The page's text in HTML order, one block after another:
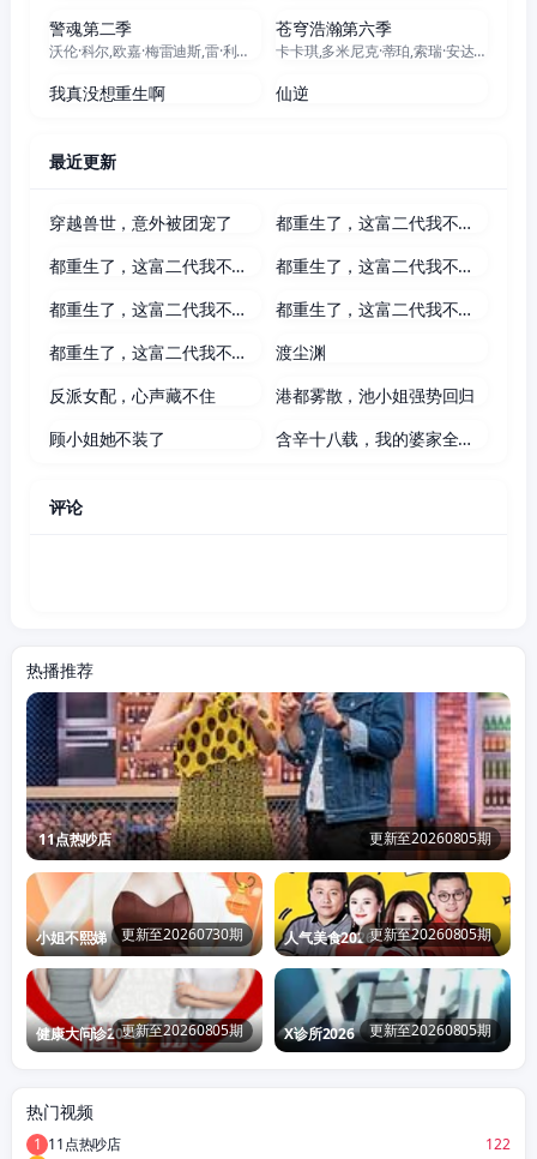
警魂第二季
沃伦·科尔,欧嘉·梅雷迪斯,雷·利奥塔,里特奇·科斯特,詹妮弗·洛佩兹,德瑞·德·玛泰,玛格丽特·柯林,维森特·拉雷斯卡,戴奥·奥柯奈伊,基诺·安东尼·佩西,安娜·冈,莱斯利·席尔瓦,安妮·张
苍穹浩瀚第六季
卡卡琪,多米尼克·蒂珀,索瑞·安达斯鲁,史蒂文·斯崔特,基翁·亚历山大,萨默·萨利姆,弗兰基·亚当斯,纳丁·妮可,贾赛·蔡斯·欧文斯,约翰·威斯利·查特曼,加布里埃尔·达尔库,安德烈·卡洪,凡妮莎·斯迈思,艾玛·霍,博·迪克森,乔丹·道森,汉娜·格兰特,费利佩·奥凯,黛安·阿圭拉,泰德·戴克斯特拉
147集全
我真没想重生啊
115集全
仙逆
最近更新
穿越兽世，意外被团宠了 都重生了，这富二代我不装了
80集全
都重生了，这富二代我不装了第二季
117集全
都重生了，这富二代我不装了第六季
72集全
都重生了，这富二代我不装了第三季
83集全
都重生了，这富二代我不装了第四季
80集全
都重生了，这富二代我不装了第五季
75集全
渡尘渊
61集全
反派女配，心声藏不住 港都雾散，池小姐强势回归
60集全
顾小姐她不装了
58集全
含辛十八载，我的婆家全是假的
评论
热播推荐
更新至20260805期
11点热吵店
更新至20260730期
小姐不熙娣 更新至20260805期
人气美食2026
更新至20260805期
健康大问诊2026 更新至20260805期
X诊所2026
热门视频
1 11点热吵店
122